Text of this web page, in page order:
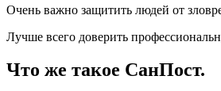
Очень важно защитить людей от
Лучше всего доверить
Что же такое СанПост.